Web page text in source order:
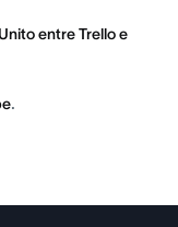
entre Trello e
.